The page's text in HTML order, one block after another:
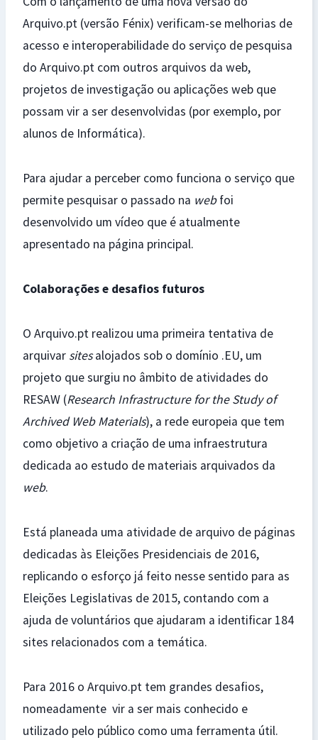
Arquivo.pt (versão Fénix) verificam-se melhorias de
acesso e interoperabilidade do serviço de pesquisa
do Arquivo.pt com outros arquivos da web,
projetos de investigação ou aplicações web que
possam vir a ser desenvolvidas (por exemplo, por
alunos de Informática).
Para ajudar a perceber como funciona o serviço que
permite pesquisar o passado na webfoi
desenvolvido um vídeo que é atualmente
apresentado na página principal.
Colaborações e desafios futuros
O Arquivo.pt realizou uma primeira tentativa de
arquivar sitesalojados sob o domínio .EU, um
projeto que surgiu no âmbito de atividades do
RESAW (Research Infrastructure for the Study of
Archived Web Materials), a rede europeia que tem
como objetivo a criação de uma infraestrutura
dedicada ao estudo de materiais arquivados da
web.
Está planeada uma atividade de arquivo de páginas
dedicadas às Eleições Presidenciais de 2016,
replicando o esforço já feito nesse sentido para as
Eleições Legislativas de 2015, contando com a
ajuda de voluntários que ajudaram a identificar 184
sites relacionados com a temática.
Para 2016 o Arquivo.pt tem grandes desafios,
nomeadamente vir a ser mais conhecido e
utilizado pelo público como uma ferramenta útil.